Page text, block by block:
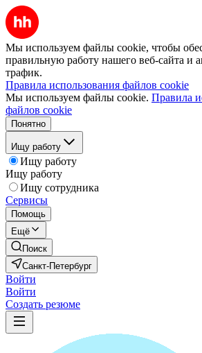
Мы используем файлы cookie, чтобы
правильную работу нашего веб-сайта и
трафик.
Правила использования файлов cookie
Мы используем файлы cookie. Правила
файлов cookie
Понятно
Ищу работу
Ищу работу
Ищу работу
Ищу сотрудника
Сервисы
Помощь
Ещё
Поиск
Санкт-Петербург
Войти
Войти
Создать резюме